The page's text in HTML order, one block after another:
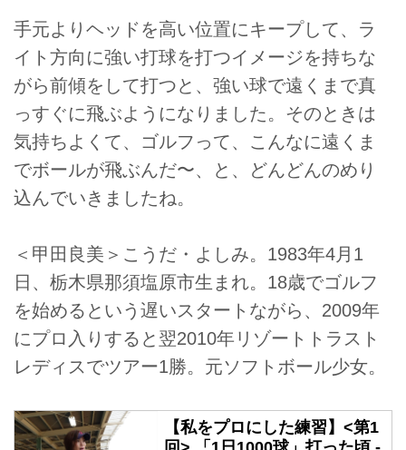
手元よりヘッドを高い位置にキープして、ラ
イト方向に強い打球を打つイメージを持ちな
がら前傾をして打つと、強い球で遠くまで真
っすぐに飛ぶようになりました。そのときは
気持ちよくて、ゴルフって、こんなに遠くま
でボールが飛ぶんだ〜、と、どんどんのめり
込んでいきましたね。
＜甲田良美＞こうだ・よしみ。1983年4月1
日、栃木県那須塩原市生まれ。18歳でゴルフ
を始めるという遅いスタートながら、2009年
にプロ入りすると翌2010年リゾートトラスト
レディスでツアー1勝。元ソフトボール少女。
【私をプロにした練習】<第1